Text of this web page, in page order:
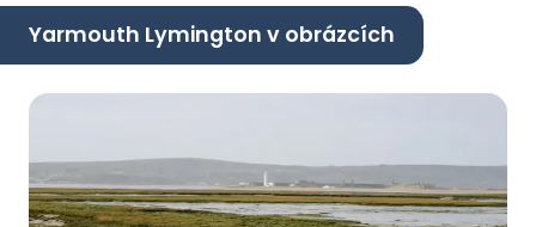
Yarmouth Lymington v obrázcích